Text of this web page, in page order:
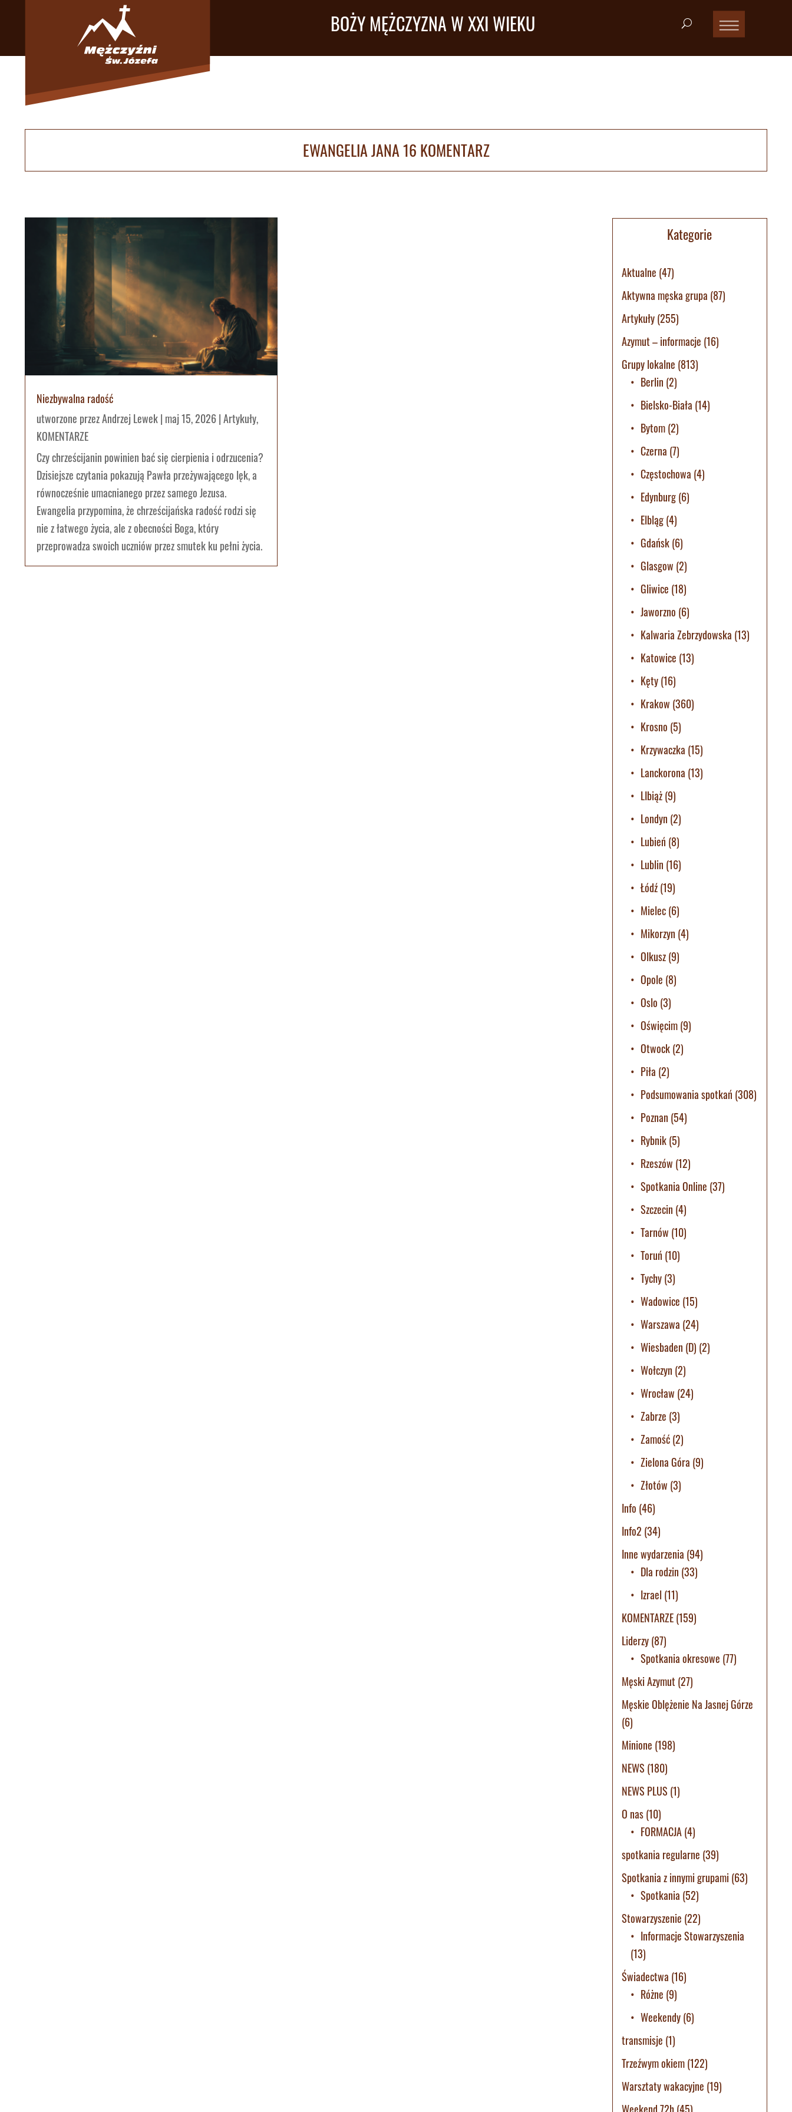
BOŻY MĘŻCZYZNA W XXI WIEKU
EWANGELIA JANA 16 KOMENTARZ
Niezbywalna radość
utworzone przezAndrzej Lewek| maj 15, 2026|Artykuły,
KOMENTARZE
Czy chrześcijanin powinien bać się cierpienia i odrzucenia?
Dzisiejsze czytania pokazują Pawła przeżywającego lęk, a
równocześnie umacnianego przez samego Jezusa.
Ewangelia przypomina, że chrześcijańska radość rodzi się
nie z łatwego życia, ale z obecności Boga, który
przeprowadza swoich uczniów przez smutek ku pełni życia.
Kategorie
Aktualne (47)
Aktywna męska grupa (87)
Artykuły(255)
Azymut – informacje (16)
Grupy lokalne (813)
Berlin (2)
Bielsko-Biała (14)
Bytom(2)
Czerna (7)
Częstochowa (4)
Edynburg(6)
Elbląg(4)
Gdańsk(6)
Glasgow (2)
Gliwice (18)
Jaworzno (6)
Kalwaria Zebrzydowska (13)
Katowice (13)
Kęty(16)
Krakow (360)
Krosno (5)
Krzywaczka (15)
Lanckorona (13)
LIbiąż(9)
Londyn (2)
Lubień (8)
Lublin (16)
Łódź(19)
Mielec(6)
Mikorzyn (4)
Olkusz(9)
Opole (8)
Oslo (3)
Oświęcim(9)
Otwock(2)
Piła (2)
Podsumowania spotkań (308)
Poznan (54)
Rybnik(5)
Rzeszów (12)
Spotkania Online (37)
Szczecin (4)
Tarnów (10)
Toruń (10)
Tychy(3)
Wadowice (15)
Warszawa (24)
Wiesbaden (D) (2)
Wołczyn (2)
Wrocław (24)
Zabrze (3)
Zamość(2)
Zielona Góra (9)
Złotów (3)
Info (46)
Info2 (34)
Inne wydarzenia (94)
Dla rodzin (33)
Izrael (11)
KOMENTARZE(159)
Liderzy(87)
Spotkania okresowe (77)
Męski Azymut (27)
Męskie Oblężenie Na Jasnej Górze
(6)
Minione (198)
NEWS (180)
NEWS PLUS (1)
O nas(10)
FORMACJA(4)
spotkania regularne (39)
Spotkania z innymi grupami (63)
Spotkania (52)
Stowarzyszenie (22)
Informacje Stowarzyszenia
(13)
Świadectwa (16)
Różne (9)
Weekendy(6)
transmisje (1)
Trzeźwym okiem(122)
Warsztaty wakacyjne (19)
Weekend 72h(45)